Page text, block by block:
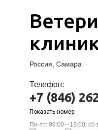
Россия, Самара
Телефон:
+7 (846)
Показать номер
Пн-пт: 09:00—19:00;